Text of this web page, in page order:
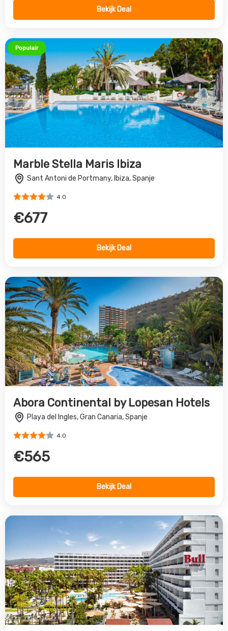
Bekijk Deal
Populair
Marble Stella Maris Ibiza
Sant Antoni de Portmany, Ibiza, Spanje
4.0
€677
Bekijk Deal
Abora Continental by Lopesan Hotels
Playa del Ingles, Gran Canaria, Spanje
4.0
€565
Bekijk Deal